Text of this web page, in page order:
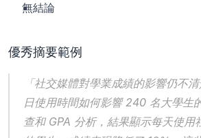
無結論
優秀摘要範例
「社交媒體對學業成績的影響仍不
日使用時間如何影響 240 名大學生
查和 GPA 分析，結果顯示每天使用